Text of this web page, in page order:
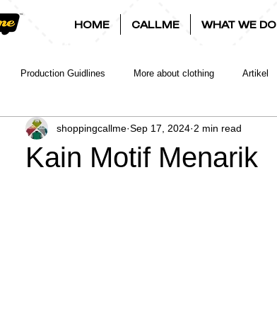
HOME CALLME WHAT WE DO
Production Guidlines More about clothing Artikel
Kain Motif Menarik
shoppingcallme Sep 17, 2024 2 min read